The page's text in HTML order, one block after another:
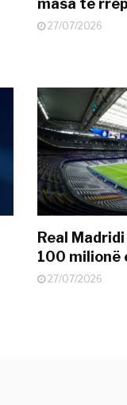
masa të
27/07/2026
Real
100 milionë
27/07/2026